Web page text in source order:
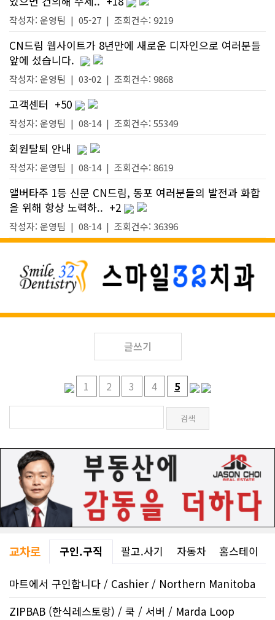
작성자: 운영팀 | 05-27 | 조회건수: 9219
CN드림 웹사이트가 8년만에 새로운 디자인으로 여러분들
앞에 섰습니다.
작성자: 운영팀 | 03-02 | 조회건수: 9868
고객센터 +50
작성자: 운영팀 | 08-14 | 조회건수: 55349
회원탈퇴 안내
작성자: 운영팀 | 08-14 | 조회건수: 8619
앨버타주 1등 신문 CN드림, 동포 여러분들의 발전과 화합
을 위해 항상 노력하.. +2
작성자: 운영팀 | 08-14 | 조회건수: 36396
글쓰기
1 2 3 4 5
교차로 구인.구직 팔고.사기 자동차 홈스테이
마트에서 구인합니다 / Cashier / Northern Manitoba
ZIPBAB (한식레스토랑) / 쿡 / 서버 / Marda Loop